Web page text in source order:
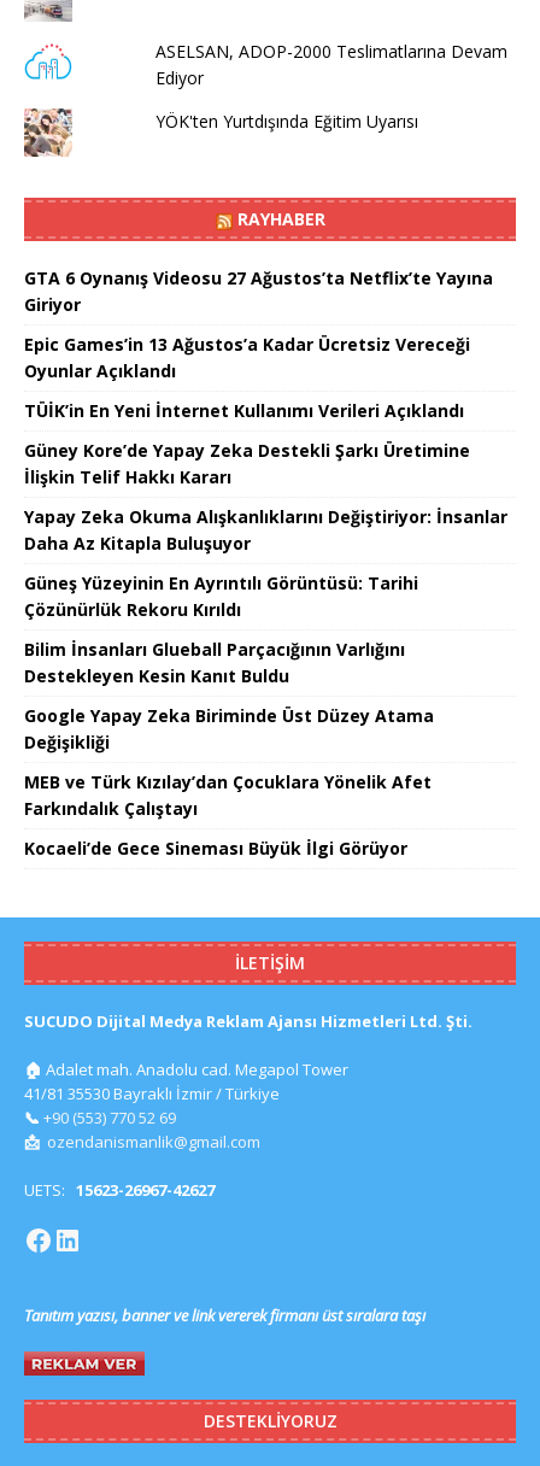
ASELSAN, ADOP-2000 Teslimatlarına Devam
Ediyor
YÖK'ten Yurtdışında Eğitim Uyarısı
RAYHABER
GTA 6 Oynanış Videosu 27 Ağustos’ta Netflix’te Yayına
Giriyor
Epic Games’in 13 Ağustos’a Kadar Ücretsiz Vereceği
Oyunlar Açıklandı
TÜİK’in En Yeni İnternet Kullanımı Verileri Açıklandı
Güney Kore’de Yapay Zeka Destekli Şarkı Üretimine
İlişkin Telif Hakkı Kararı
Yapay Zeka Okuma Alışkanlıklarını Değiştiriyor: İnsanlar
Daha Az Kitapla Buluşuyor
Güneş Yüzeyinin En Ayrıntılı Görüntüsü: Tarihi
Çözünürlük Rekoru Kırıldı
Bilim İnsanları Glueball Parçacığının Varlığını
Destekleyen Kesin Kanıt Buldu
Google Yapay Zeka Biriminde Üst Düzey Atama
Değişikliği
MEB ve Türk Kızılay’dan Çocuklara Yönelik Afet
Farkındalık Çalıştayı
Kocaeli’de Gece Sineması Büyük İlgi Görüyor
İLETIŞIM
SUCUDO Dijital Medya Reklam Ajansı Hizmetleri Ltd. Şti.
🏠 Adalet mah. Anadolu cad. Megapol Tower
41/81 35530 Bayraklı İzmir / Türkiye
📞 +90 (553) 770 52 69
📩 ozendanismanlik@gmail.com
UETS: 15623-26967-42627
Tanıtım yazısı, banner ve link vererek firmanı üst sıralara taşı
DESTEKLIYORUZ